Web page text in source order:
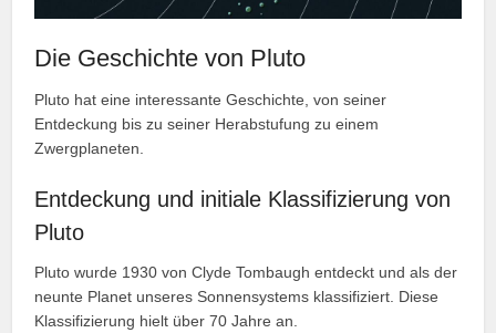
Die Geschichte von Pluto
Pluto hat eine interessante Geschichte, von seiner
Entdeckung bis zu seiner Herabstufung zu einem
Zwergplaneten.
Entdeckung und initiale Klassifizierung von
Pluto
Pluto wurde 1930 von Clyde Tombaugh entdeckt und als der
neunte Planet unseres Sonnensystems klassifiziert. Diese
Klassifizierung hielt über 70 Jahre an.